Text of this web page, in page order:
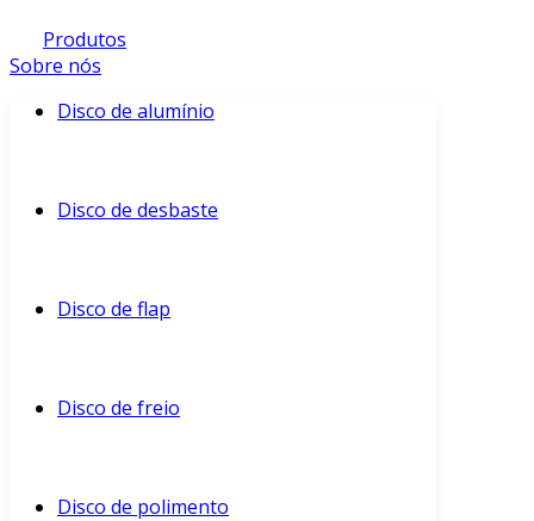
Produtos
Sobre nós
Disco de alumínio
Disco de desbaste
Disco de flap
Disco de freio
Disco de polimento